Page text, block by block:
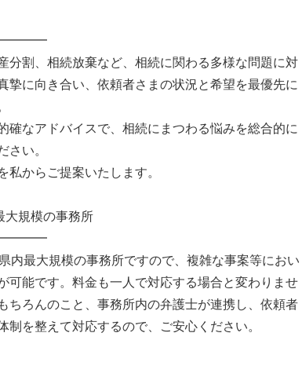
分割、相続放棄など、相続に関わる多様な問題に対
摯に向き合い、依頼者さまの状況と希望を最優先に
確なアドバイスで、相続にまつわる悩みを総合的に
さい。
私からご提案いたします。
大規模の事務所
内最大規模の事務所ですので、複雑な事案等におい
可能です。料金も一人で対応する場合と変わりませ
ちろんのこと、事務所内の弁護士が連携し、依頼者
制を整えて対応するので、ご安心ください。